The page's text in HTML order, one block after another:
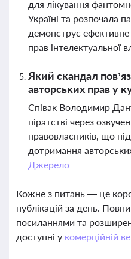
для лікування
Україні та розпочала
демонструє
прав інтелектуальної
Який скандал
авторських прав у
Співак Володимир
піратстві через
правовласників, що
дотримання
Джерело
Кожне з питань — це
публікацій за день.
посиланнями та
доступні у комерційній